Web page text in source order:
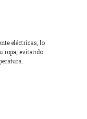
eléctricas, lo
ropa, evitando